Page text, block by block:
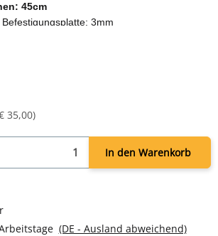
45cm
3mm
12mm
x Tischbeine, 4 x Bodenschoner, Schrauben
35,00)
In den Warenkorb
(DE - Ausland abweichend)